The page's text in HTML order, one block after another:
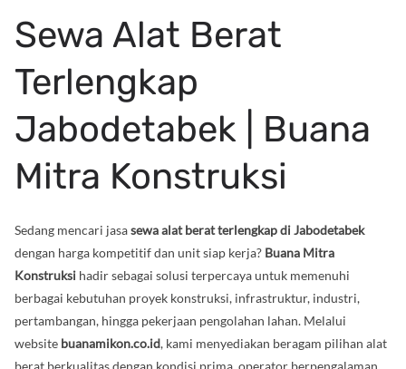
Sewa Alat Berat
Terlengkap
Jabodetabek | Buana
Mitra Konstruksi
Sedang mencari jasasewa alat berat terlengkap di Jabodetabek
dengan harga kompetitif dan unit siap kerja? Buana Mitra
Konstruksi hadir sebagai solusi terpercaya untuk memenuhi
berbagai kebutuhan proyek konstruksi, infrastruktur, industri,
pertambangan, hingga pekerjaan pengolahan lahan. Melalui
website buanamikon.co.id, kami menyediakan beragam pilihan alat
berat berkualitas dengan kondisi prima, operator berpengalaman,